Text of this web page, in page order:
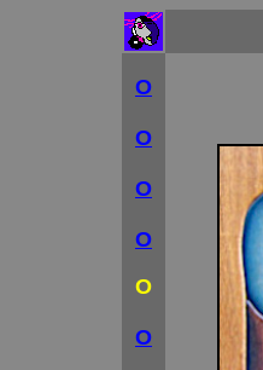
O
O
O
O
O
O